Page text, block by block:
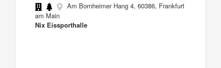
Am Bornheimer Hang 4, 60386, Frankfurt
am Main
Nix Eissporthalle